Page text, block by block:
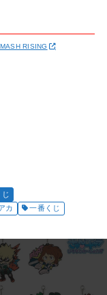
RISING
カ
一番くじ